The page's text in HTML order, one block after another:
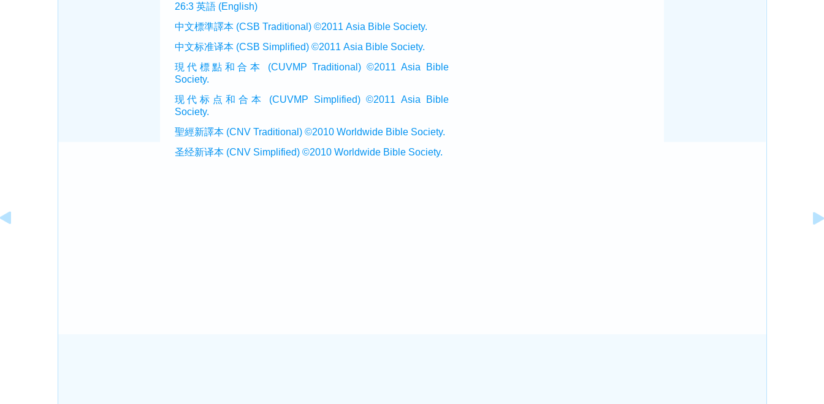
26:3 英語 (English)
中文標準譯本 (CSB Traditional) ©2011 Asia Bible Society.
中文标准译本 (CSB Simplified) ©2011 Asia Bible Society.
現代標點和合本 (CUVMP Traditional) ©2011 Asia Bible
Society.
现代标点和合本 (CUVMP Simplified) ©2011 Asia Bible
Society.
聖經新譯本 (CNV Traditional) ©2010 Worldwide Bible Society.
圣经新译本 (CNV Simplified) ©2010 Worldwide Bible Society.